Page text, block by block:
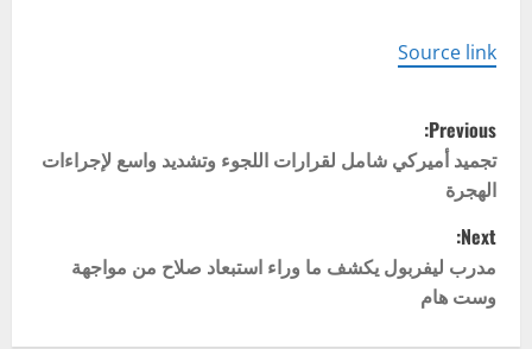
Source link
P
o
s
t
n
Previous:
تجميد أميركي شامل لقرارات اللجوء وتشديد واسع لإجراءات
الهجرة
Next:
مدرب ليفربول يكشف ما وراء استبعاد صلاح من مواجهة
وست هام